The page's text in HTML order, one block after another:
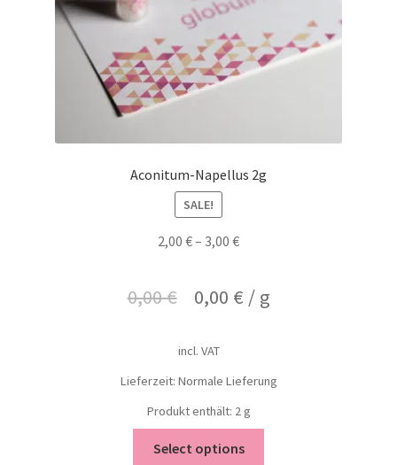
Aconitum-Napellus 2g
SALE!
2,00 €– 3,00 €
0,00€ 0,00 € / g
incl. VAT
Lieferzeit: Normale Lieferung
Produkt enthält: 2g
Select options